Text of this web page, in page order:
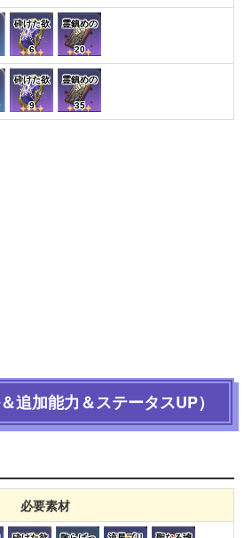
砕けた欲
6
霊鎮めの
20
砕けた欲
9
霊鎮めの
35
追加能力＆ステータスUP）
必要素材